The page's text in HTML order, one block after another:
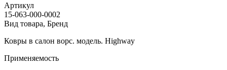
Артикул
15-063-000-0002
Вид товара, Бренд
Ковры в салон ворс. модель. Highway
Применяемость